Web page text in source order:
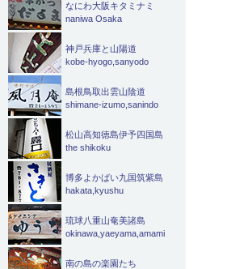
なにわ大阪キタミナミ
naniwa Osaka
神戸兵庫と山陽道
kobe-hyogo,sanyodo
島根鳥取出雲山陰道
shimane-izumo,sanindo
松山高知徳島伊予四国島
the shikoku
博多よかばい九国筑紫島
hakata,kyushu
琉球八重山奄美諸島
okinawa,yaeyama,amami
南の島の楽園たち